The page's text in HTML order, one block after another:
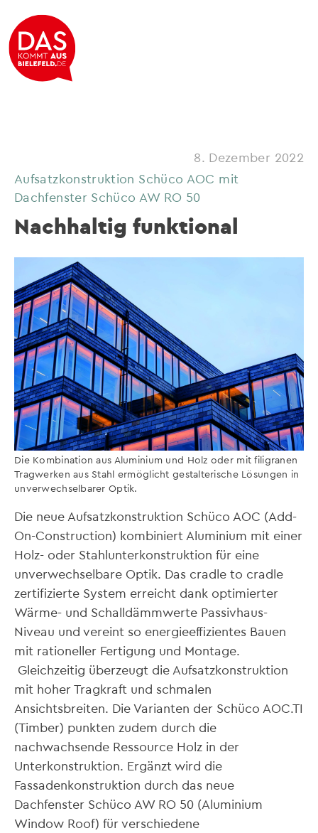
8. Dezember 2022
Aufsatzkonstruktion Schüco AOC mit
Dachfenster Schüco AW RO 50
Nachhaltig funktional
Die Kombination aus Aluminium und Holz oder mit filigranen
Tragwerken aus Stahl ermöglicht gestalterische Lösungen in
unverwechselbarer Optik.
Die neue Aufsatzkonstruktion Schüco AOC (Add-
On-Construction) kombiniert Aluminium mit einer
Holz- oder Stahlunterkonstruktion für eine
unverwechselbare Optik. Das cradle to cradle
zertifizierte System erreicht dank optimierter
Wärme- und Schalldämmwerte Passivhaus-
Niveau und vereint so energieeffizientes Bauen
mit rationeller Fertigung und Montage.
Gleichzeitig überzeugt die Aufsatzkonstruktion
mit hoher Tragkraft und schmalen
Ansichtsbreiten. Die Varianten der Schüco AOC.TI
(Timber) punkten zudem durch die
nachwachsende Ressource Holz in der
Unterkonstruktion. Ergänzt wird die
Fassadenkonstruktion durch das neue
Dachfenster Schüco AW RO 50 (Aluminium
Window Roof) für verschiedene